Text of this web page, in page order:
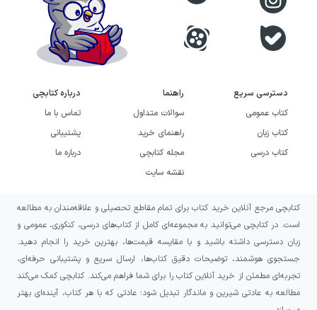
دسترسی سریع
کتاب عمومی
کتاب زبان
کتاب درسی
راهنما
سوالات متداول
راهنمای خرید
مجله کتابچی
نقشه سایت
درباره کتابچی
تماس با ما
پشتیبانی
درباره ما
کتابچی مرجع آنلاین خرید کتاب برای تمام مقاطع تحصیلی و علاقه‌مندان به مطالعه
است. در کتابچی می‌توانید به مجموعه‌ای کامل از کتاب‌های درسی، کنکوری، عمومی و
زبان دسترسی داشته باشید و با مقایسه قیمت‌ها، بهترین خرید را انجام دهید.
جستجوی هوشمند، توضیحات دقیق کتاب‌ها، ارسال سریع و پشتیبانی حرفه‌ای،
تجربه‌ای مطمئن از خرید آنلاین کتاب را برای شما فراهم می‌کند. کتابچی کمک می‌کند
مطالعه به عادتی شیرین و ماندگار تبدیل شود؛ عادتی که با هر کتاب، آینده‌ای بهتر